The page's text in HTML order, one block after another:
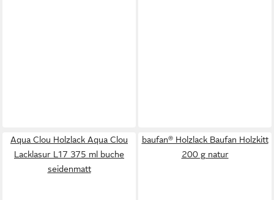
Aqua Clou Holzlack Aqua Clou
Lacklasur L17 375 ml buche
seidenmatt
baufan® Holzlack Baufan Holzkitt
200 g natur